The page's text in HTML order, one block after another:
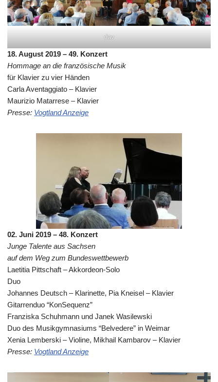
dav
18. August 2019 – 49. Konzert
Hommage an die französische Musik
für Klavier zu vier Händen
Carla Aventaggiato – Klavier
Maurizio Matarrese – Klavier
Presse: Vogtland Anzeige
02. Juni 2019 – 48. Konzert
Junge Talente aus Sachsen
auf dem Weg zum Bundeswettbewerb
Laetitia Pittschaft – Akkordeon-Solo
Duo
Johannes Deutsch – Klarinette, Pia Kneisel – Klavier
Gitarrenduo “KonSequenz”
Franziska Schuhmann und Janek Wasilewski
Duo des Musikgymnasiums “Belvedere” in Weimar
Xenia Lemberski – Violine, Mikhail Kambarov – Klavier
Presse: Vogtland Anzeige